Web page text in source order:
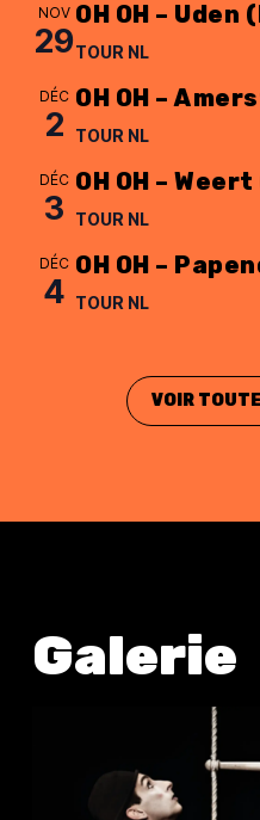
NOV
29
OH OH – Uden
TOUR NL
DÉC
2
OH OH –
TOUR NL
DÉC
3
OH OH –
TOUR NL
DÉC
4
OH OH –
TOUR NL
VOIR
Galerie